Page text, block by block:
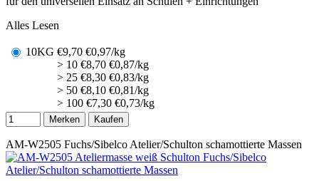
Alles Lesen
10KG €9,70 €0,97/kg
> 10 €8,70 €0,87/kg
> 25 €8,30 €0,83/kg
> 50 €8,10 €0,81/kg
> 100 €7,30 €0,73/kg
Merken Kaufen
AM-W2505 Fuchs/Sibelco Atelier/Schulton schamottierte Massen